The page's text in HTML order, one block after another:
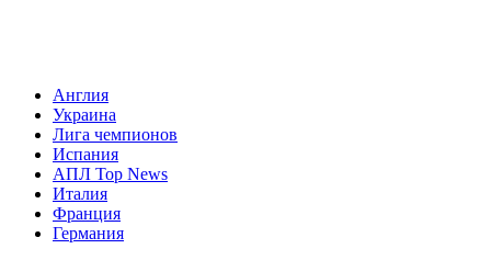
Англия
Украина
Лига чемпионов
Испания
АПЛ Top News
Италия
Франция
Германия